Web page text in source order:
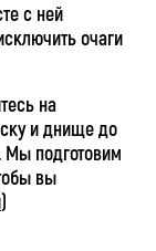
с ней
очаги
на
и днище до
Мы подготовим
вы
)